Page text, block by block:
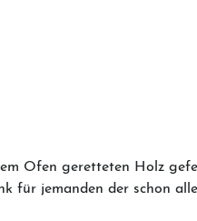
Ofen geretteten Holz
für jemanden der schon